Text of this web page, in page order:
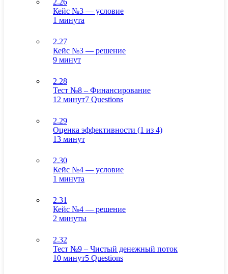
Кейс №3 — условие
1 минута
2.27
Кейс №3 — решение
9 минут
2.28
Тест №8 – Финансирование
12 минут7 Questions
2.29
Оценка эффективности (1 из 4)
13 минут
2.30
Кейс №4 — условие
1 минута
2.31
Кейс №4 — решение
2 минуты
2.32
Тест №9 – Чистый денежный поток
10 минут5 Questions